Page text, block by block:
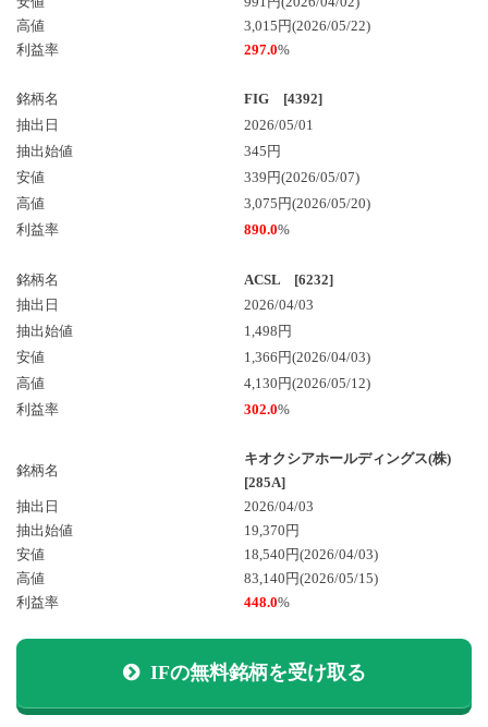
高値
3,015円(2026/05/22)
利益率
297.0%
銘柄名
FIG [4392]
抽出日
2026/05/01
抽出始値
345円
安値
339円(2026/05/07)
高値
3,075円(2026/05/20)
利益率
890.0%
銘柄名
ACSL [6232]
抽出日
2026/04/03
抽出始値
1,498円
安値
1,366円(2026/04/03)
高値
4,130円(2026/05/12)
利益率
302.0%
銘柄名
キオクシアホールディングス(株)
[285A]
抽出日
2026/04/03
抽出始値
19,370円
安値
18,540円(2026/04/03)
高値
83,140円(2026/05/15)
利益率
448.0%
IFの無料銘柄を受け取る